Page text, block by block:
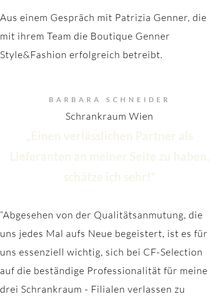
Aus einem Gespräch mit Patrizia Genner, die
mit ihrem Team die Boutique Genner
Style&Fashion erfolgreich betreibt.
BARBARA SCHNEIDER
Schrankraum Wien
„Einen verlässlichen Partner als
Lieferanten an meiner Seite zu haben,
schätze ich sehr!“
“Abgesehen von der Qualitätsanmutung, die
uns jedes Mal aufs Neue begeistert, ist es für
uns essenziell wichtig, sich bei CF-Selection
auf die beständige Professionalität für meine
drei Schrankraum - Filialen verlassen zu